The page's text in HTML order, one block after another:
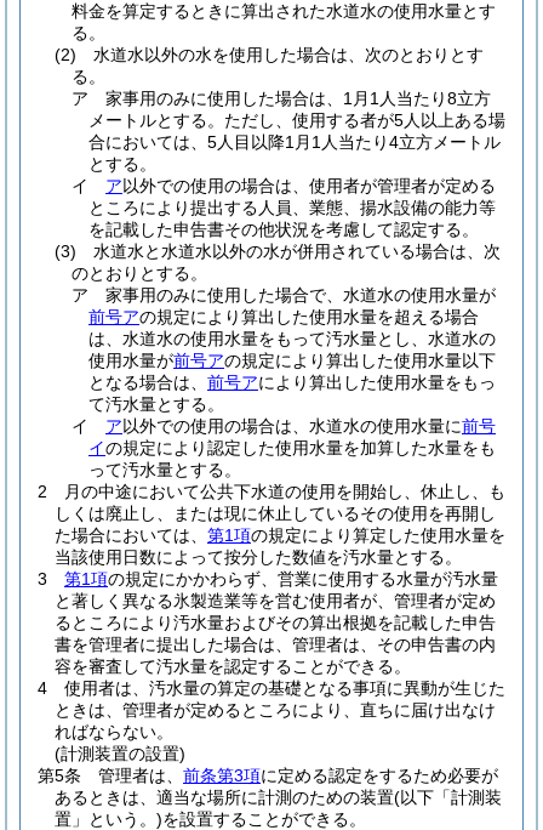
料金を算定するときに算出された水道水の使用水量とす
る。
(2)
水道水以外の水を使用した場合は、次のとおりとす
る。
ア
家事用のみに使用した場合は、1月1人当たり8立方
メートルとする。 ただし、使用する者が5人以上ある場
合においては、5人目以降1月1人当たり4立方メートル
とする。
イ
ア以外での使用の場合は、使用者が管理者が定める
ところにより提出する人員、業態、揚水設備の能力等
を記載した申告書その他状況を考慮して認定する。
(3)
水道水と水道水以外の水が併用されている場合は、次
のとおりとする。
ア
家事用のみに使用した場合で、水道水の使用水量が
前号アの規定により算出した使用水量を超える場合
は、水道水の使用水量をもって汚水量とし、水道水の
使用水量が前号アの規定により算出した使用水量以下
となる場合は、 前号アにより算出した使用水量をもっ
て汚水量とする。
イ
ア以外での使用の場合は、水道水の使用水量に前号
イの規定により認定した使用水量を加算した水量をも
って汚水量とする。
2
月の中途において公共下水道の使用を開始し、休止し、も
しくは廃止し、または現に休止しているその使用を再開し
た場合においては、 第1項の規定により算定した使用水量を
当該使用日数によって按分した数値を汚水量とする。
3
第1項の規定にかかわらず、営業に使用する水量が汚水量
と著しく異なる氷製造業等を営む使用者が、管理者が定め
るところにより汚水量およびその算出根拠を記載した申告
書を管理者に提出した場合は、管理者は、その申告書の内
容を審査して汚水量を認定することができる。
4
使用者は、汚水量の算定の基礎となる事項に異動が生じた
ときは、管理者が定めるところにより、直ちに届け出なけ
ればならない。
(計測装置の設置)
第5条
管理者は、 前条第3項に定める認定をするため必要が
あるときは、適当な場所に計測のための装置(以下「計測装
置」という。)を設置することができる。